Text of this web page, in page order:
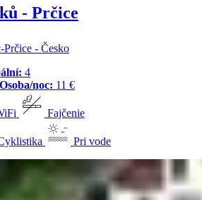
- Prčice
Prčice - Česko
4
Osoba/noc: 11 €
Fajčenie
Pri vode